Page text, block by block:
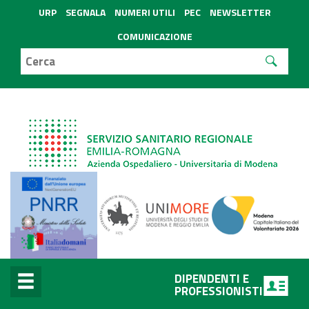
URP SEGNALA NUMERI UTILI PEC
NEWSLETTER
COMUNICAZIONE
DIPENDENTI E
PROFESSIONISTI